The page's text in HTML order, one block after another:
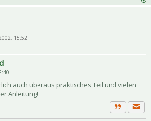
15:52
auch überaus praktisches Teil und vielen
Anleitung!
Zitat